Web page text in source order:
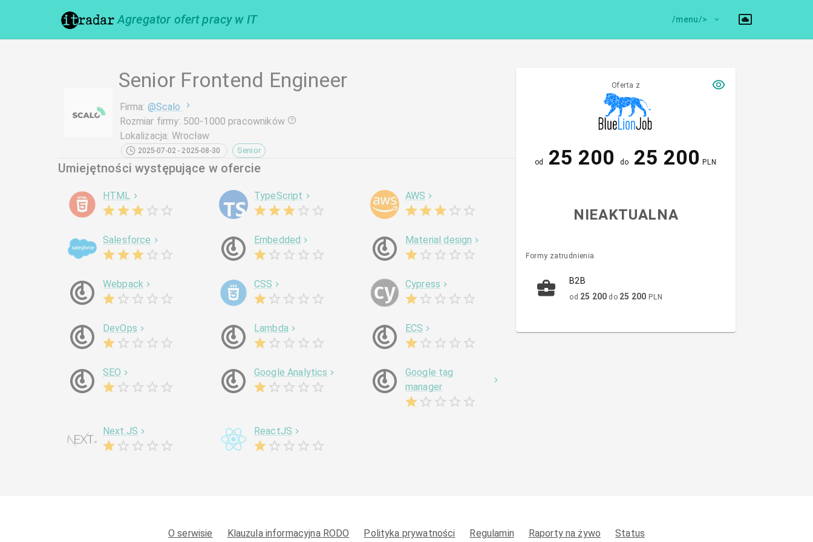
Agregator ofert pracy w IT /menu/>
Senior Frontend Engineer
Firma: @Scalo
Rozmiar firmy: 500-1000 pracowników
Lokalizacja: Wrocław
2025-07-02 - 2025-08-30 Senior
Umiejętności występujące w ofercie
HTML TypeScript AWS
Salesforce Embedded Material design
Webpack CSS Cypress
DevOps Lambda ECS
SEO Google Analytics
Google tag
manager
Next.JS ReactJS
Oferta z
od 25 200 do 25 200 PLN
NIEAKTUALNA
Formy zatrudnienia
B2B
od 25 200 do 25 200 PLN
O serwisie Klauzula informacyjna RODO Polityka prywatności Regulamin Raporty na żywo Status